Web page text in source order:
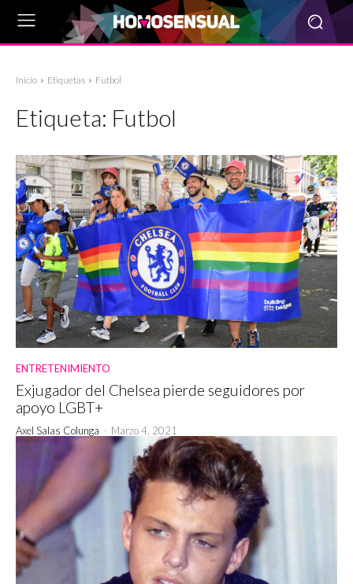
Inicio Etiquetas Futbol
Etiqueta: Futbol
ENTRETENIMIENTO
Exjugador del Chelsea pierde seguidores por
apoyo LGBT+
Axel Salas Colunga - Marzo 4, 2021